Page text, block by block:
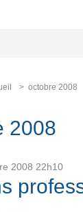
octobre 2008
2008
2008 22h10